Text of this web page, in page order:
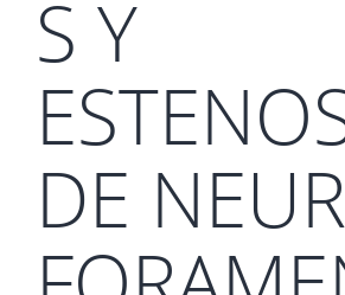
S Y
DE